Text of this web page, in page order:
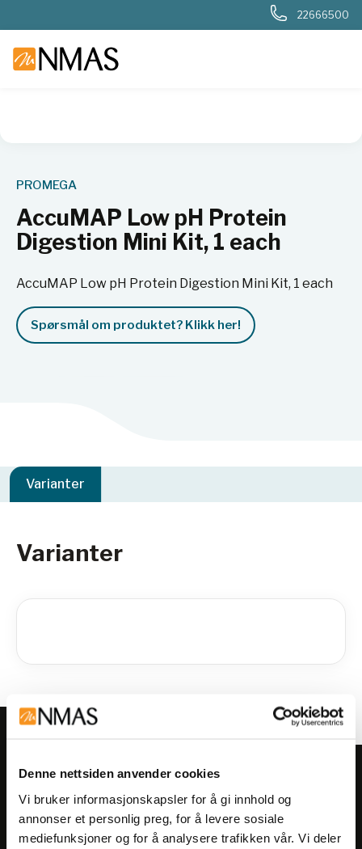
Denne nettsiden anvender cookies
Vi bruker informasjonskapsler for å gi innhold og
annonser et personlig preg, for å levere sosiale
mediefunksjoner og for å analysere trafikken vår. Vi deler
22666500
PROMEGA
AccuMAP Low pH Protein
Digestion Mini Kit, 1 each
AccuMAP Low pH Protein Digestion Mini Kit, 1 each
Spørsmål om produktet? Klikk her!
Varianter
Varianter
Meld deg på vårt nyhetsbrev!
Få informasjon om produkter,
arrangementer og kampanjer.